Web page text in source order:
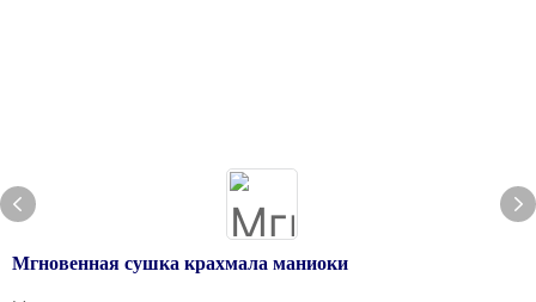
Мгновенная сушка крахмала маниоки